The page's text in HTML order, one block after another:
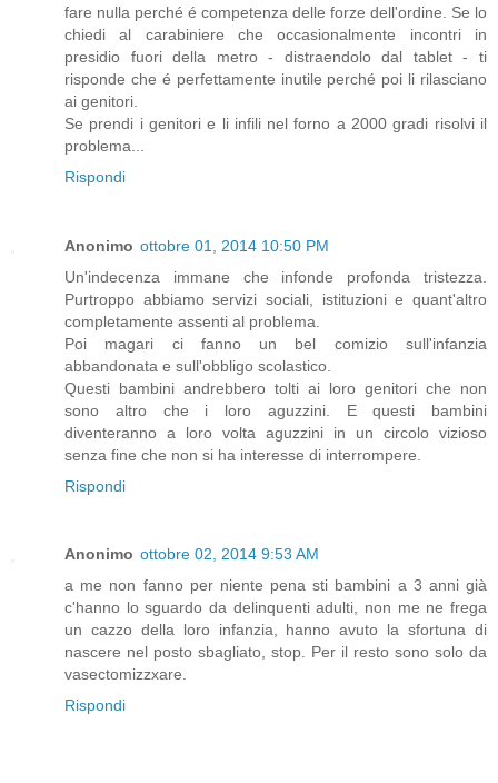
fare nulla perché é competenza delle forze dell'ordine. Se lo
chiedi al carabiniere che occasionalmente incontri in
presidio fuori della metro - distraendolo dal tablet - ti
risponde che é perfettamente inutile perché poi li rilasciano
ai genitori.
Se prendi i genitori e li infili nel forno a 2000 gradi risolvi il
problema...
Rispondi
Anonimo ottobre 01, 2014 10:50 PM
Un'indecenza immane che infonde profonda tristezza.
Purtroppo abbiamo servizi sociali, istituzioni e quant'altro
completamente assenti al problema.
Poi magari ci fanno un bel comizio sull'infanzia
abbandonata e sull'obbligo scolastico.
Questi bambini andrebbero tolti ai loro genitori che non
sono altro che i loro aguzzini. E questi bambini
diventeranno a loro volta aguzzini in un circolo vizioso
senza fine che non si ha interesse di interrompere.
Rispondi
Anonimo ottobre 02, 2014 9:53 AM
a me non fanno per niente pena sti bambini a 3 anni già
c'hanno lo sguardo da delinquenti adulti, non me ne frega
un cazzo della loro infanzia, hanno avuto la sfortuna di
nascere nel posto sbagliato, stop. Per il resto sono solo da
vasectomizzxare.
Rispondi